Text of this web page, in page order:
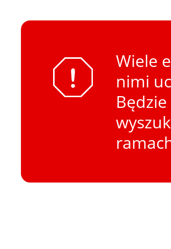
Wiele
nimi